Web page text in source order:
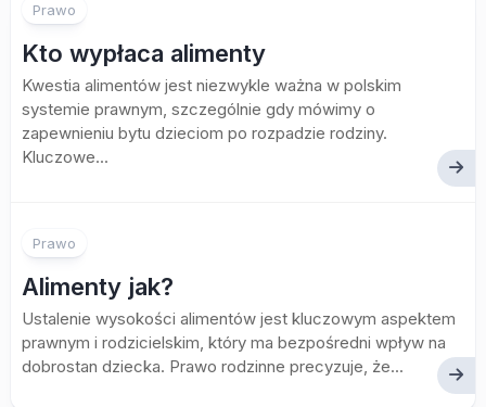
Prawo
Kto wypłaca alimenty
Kwestia alimentów jest niezwykle ważna w polskim
systemie prawnym, szczególnie gdy mówimy o
zapewnieniu bytu dzieciom po rozpadzie rodziny.
Kluczowe...
Prawo
Alimenty jak?
Ustalenie wysokości alimentów jest kluczowym aspektem
prawnym i rodzicielskim, który ma bezpośredni wpływ na
dobrostan dziecka. Prawo rodzinne precyzuje, że...